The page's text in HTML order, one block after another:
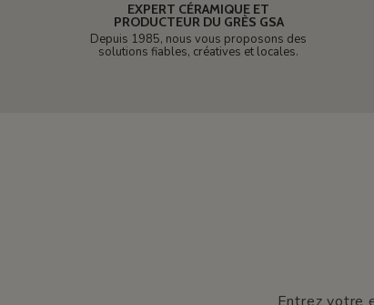
EXPERT CÉRAMIQUE ET
PRODUCTEUR DU GRÈS GSA
Depuis 1985, nous vous proposons des
solutions fiables, créatives et locales.